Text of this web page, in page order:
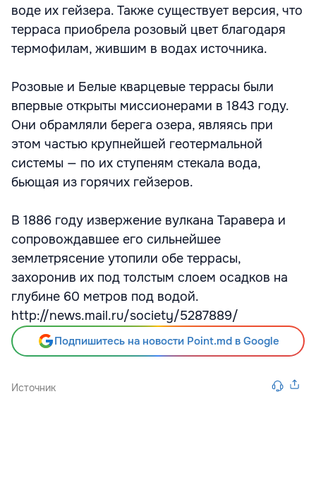
воде их гейзера. Также существует версия, что
терраса приобрела розовый цвет благодаря
термофилам, жившим в водах источника.
Розовые и Белые кварцевые террасы были
впервые открыты миссионерами в 1843 году.
Они обрамляли берега озера, являясь при
этом частью крупнейшей геотермальной
системы — по их ступеням стекала вода,
бьющая из горячих гейзеров.
В 1886 году извержение вулкана Таравера и
сопровождавшее его сильнейшее
землетрясение утопили обе террасы,
захоронив их под толстым слоем осадков на
глубине 60 метров под водой.
http://news.mail.ru/society/5287889/
Подпишитесь на новости Point.md в Google
Источник